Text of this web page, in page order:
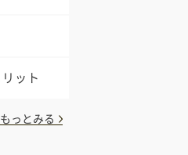
ット
もっとみる